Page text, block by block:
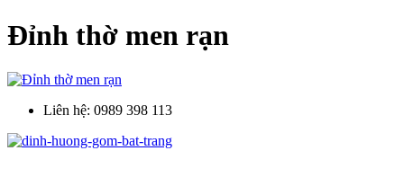
Đỉnh thờ men rạn
Liên hệ: 0989 398 113